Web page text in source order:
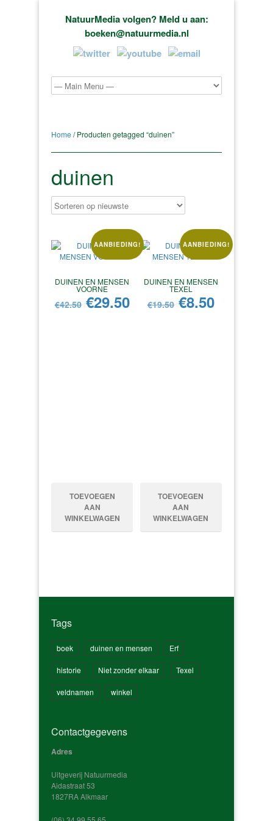
NatuurMedia volgen? Meld u aan:
boeken@natuurmedia.nl
Home / Producten getagged “duinen”
duinen
AANBIEDING!
DUINEN EN MENSEN
VOORNE
€42.50 Oorspronkelijke
prijs
€29.50Huidige
prijs
TOEVOEGEN
AAN
WINKELWAGEN
AANBIEDING!
DUINEN EN MENSEN
TEXEL
€19.50 prijs
€8.50Huidige
prijs
TOEVOEGEN
AAN
WINKELWAGEN
Tags
boek duinen en mensen Erf
historie Niet zonder elkaar Texel
veldnamen winkel
Contactgegevens
Adres
Uitgeverij Natuurmedia
Aidastraat 53
1827RA Alkmaar